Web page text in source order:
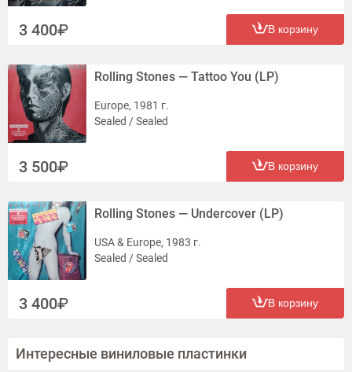
3 400 В корзину
Rolling Stones — Tattoo You (LP)
Europe, 1981 г.
Sealed / Sealed
3 500 В корзину
Rolling Stones — Undercover (LP)
USA & Europe, 1983 г.
Sealed / Sealed
3 400 В корзину
Интересные виниловые пластинки